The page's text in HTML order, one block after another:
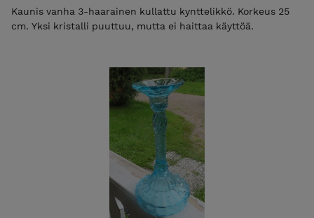
Kaunis vanha 3-haarainen kullattu kynttelikkö. Korkeus 25
cm. Yksi kristalli puuttuu, mutta ei haittaa käyttöä.